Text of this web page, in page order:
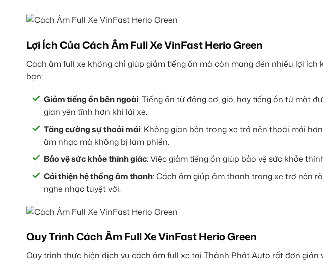
Lợi Ích Của Cách Âm Full Xe VinFast Herio Green
Cách âm full xe không chỉ giúp giảm tiếng ồn mà còn mang đến nhiều lợi ích
bạn:
Giảm tiếng ồn bên ngoài: Tiếng ồn từ động cơ, gió, hay tiếng ồn từ mặt
gian yên tĩnh hơn khi lái xe.
Tăng cường sự thoải mái: Không gian bên trong xe trở nên thoải mái
âm nhạc mà không bị làm phiền.
Bảo vệ sức khỏe thính giác: Việc giảm tiếng ồn giúp bảo vệ sức khỏe
Cải thiện hệ thống âm thanh: Cách âm giúp âm thanh trong xe trở nên
nghe nhạc tuyệt vời.
Quy Trình Cách Âm Full Xe VinFast Herio Green
Quy trình thực hiện dịch vụ cách âm full xe tại Thành Phát Auto rất đơn giản